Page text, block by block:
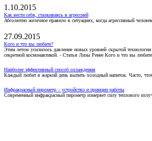
1.10.2015
Как вести себя, сталкиваясь в агрессией
Абсолютно железное правило в ситуациях, когда агрессивный
27.09.2015
Кого и что вы любите?
Этим летом усилилось давление новых уровней скрытой
секретной космонавтикой. - Статья Лизы Ренее Кого и что вы
Наиболее эффективный способ охлаждения
Каждый любит в жаркий день выпить холодный напиток. Часто,
Инфракрасный пирометр – устройство и принцип работы
Современный инфракрасный пирометр измеряет силу теплового